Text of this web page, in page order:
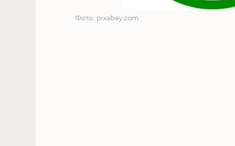
Фото: pixabay.com